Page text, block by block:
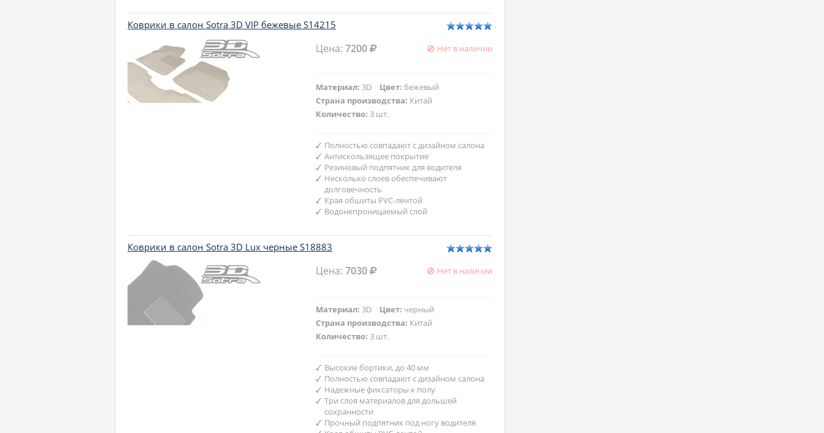
Коврики в салон Sotra 3D VIP бежевые S14215
Цена:7200 Нет в наличии
Материал:3D Цвет: бежевый
Страна производства: Китай
Количество:3 шт.
Полностью совпадают с дизайном салона
Антискользящее покрытие
Резиновый подпятник для водителя
Несколько слоев обеспечивают
долговечность
Края обшиты PVC-лентой
Водонепроницаемый слой
Коврики в салон Sotra 3D Lux черные S18883
Цена:7030 Нет в наличии
Материал:3D Цвет: черный
Страна производства: Китай
Количество:3 шт.
Высокие бортики, до 40 мм
Полностью совпадают с дизайном салона
Надежные фиксаторы к полу
Три слоя материалов для дольшей
сохранности
Прочный подпятник под ногу водителя